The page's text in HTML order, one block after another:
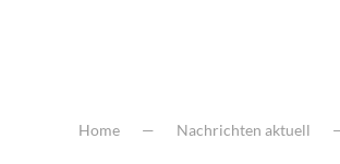
Home Nachrichten aktuell